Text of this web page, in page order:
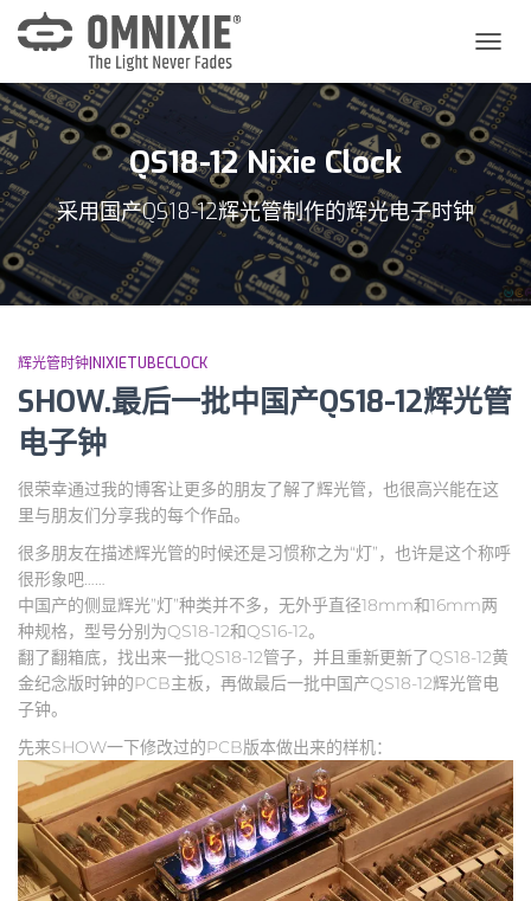
换
导
航
QS18-12 Nixie Clock
采用国产QS18-12辉光管制作的辉光电子时钟
辉光管时钟|NIXIETUBECLOCK
SHOW.最后一批中国产QS18-12辉光管
电子钟
很荣幸通过我的博客让更多的朋友了解了辉光管，也很高兴能在这
里与朋友们分享我的每个作品。
很多朋友在描述辉光管的时候还是习惯称之为“灯”，也许是这个称呼
很形象吧……
中国产的侧显辉光”灯”种类并不多，无外乎直径18mm和16mm两
种规格，型号分别为QS18-12和QS16-12。
翻了翻箱底，找出来一批QS18-12管子，并且重新更新了QS18-12黄
金纪念版时钟的PCB主板，再做最后一批中国产QS18-12辉光管电
子钟。
先来SHOW一下修改过的PCB版本做出来的样机：